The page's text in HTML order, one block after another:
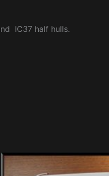
IC37 half hulls.